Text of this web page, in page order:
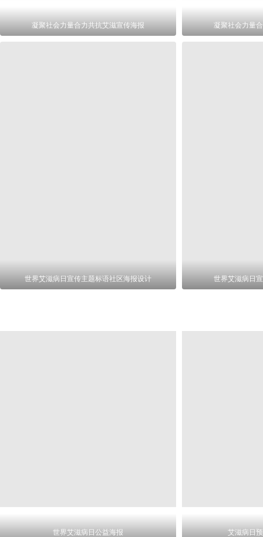
凝聚社会力量合力共抗艾滋宣传海报 凝聚社会力量
世界艾滋病日宣传主题标语社区海报设计 世界艾滋病日
世界艾滋病日公益海报 艾滋病日